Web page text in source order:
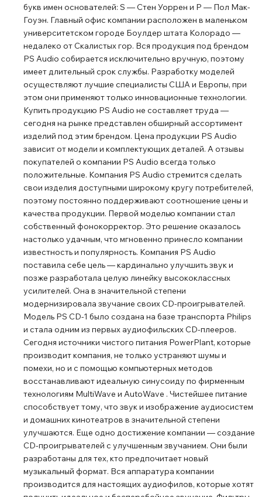
букв имен основателей: S ― Стен Уоррен и Р ― Пол Мак-
Гоуэн. Главный офис компании расположен в маленьком
университетском городе Боулдер штата Колорадо ―
недалеко от Скалистых гор. Вся продукция под брендом
PS Audio собирается исключительно вручную, поэтому
имеет длительный срок службы. Разработку моделей
осуществляют лучшие специалисты США и Европы, при
этом они применяют только инновационные технологии.
Купить продукцию PS Audio не составляет труда ―
сегодня на рынке представлен обширный ассортимент
изделий под этим брендом. Цена продукции PS Audio
зависит от модели и комплектующих деталей. А отзывы
покупателей о компании PS Audio всегда только
положительные. Компания PS Audio стремится сделать
свои изделия доступными широкому кругу потребителей,
поэтому постоянно поддерживают соотношение цены и
качества продукции. Первой моделью компании стал
собственный фонокорректор. Это решение оказалось
настолько удачным, что мгновенно принесло компании
известность и популярность. Компания PS Audio
поставила себе цель ― кардинально улучшить звук и
позже разработала целую линейку высококлассных
усилителей. Она в значительной степени
модернизировала звучание своих CD-проигрывателей.
Модель PS CD-1 было создана на базе транспорта Philips
и стала одним из первых аудиофильских CD-плееров.
Сегодня источники чистого питания PowerPlant, которые
производит компания, не только устраняют шумы и
помехи, но и с помощью компьютерных методов
восстанавливают идеальную синусоиду по фирменным
технологиям MultiWave и AutoWave . Чистейшее питание
способствует тому, что звук и изображение аудиосистем
и домашних кинотеатров в значительной степени
улучшаются. Еще одно достижение компании ― создание
CD-проигрывателей с улучшенным звучанием. Они были
разработаны для тех, кто предпочитает новый
музыкальный формат. Вся аппаратура компании
производится для настоящих аудиофилов, которые хотят